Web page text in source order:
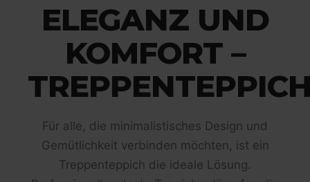
ELEGANZ UND
KOMFORT –
Für alle, die minimalistisches Design und
Gemütlichkeit verbinden möchten, ist ein
Treppenteppich die ideale Lösung.